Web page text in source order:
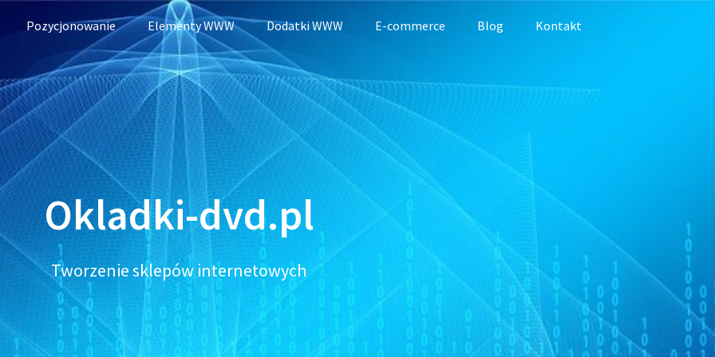
Pozycjonowanie Elementy WWW Dodatki WWW E-commerce Blog Kontakt
Okladki-dvd.pl
Tworzenie sklepów internetowych